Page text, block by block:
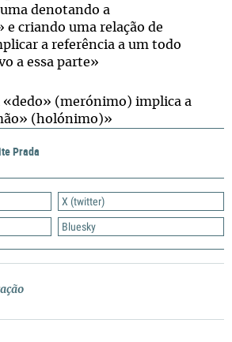
Prada
X (twitter)
Bluesky
denotando a
criando uma relação de
a referência a um todo
a essa parte»
«dedo» (merónimo) implica a
(holónimo)»